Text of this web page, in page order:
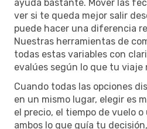
ayuda bastante. Mover las
ver si te queda mejor salir
puede hacer una diferencia
Nuestras herramientas de
todas estas variables con
evalúes según lo que tu viaje
Cuando todas las opciones
en un mismo lugar, elegir es
el precio, el tiempo de vuelo
ambos lo que guía tu